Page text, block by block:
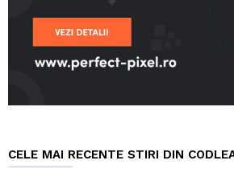
CELE MAI RECENTE STIRI DIN